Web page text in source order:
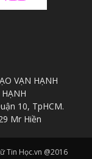
VẠN HẠNH
10, TpHCM.
Mr Hiền
Tin Học.vn @2016